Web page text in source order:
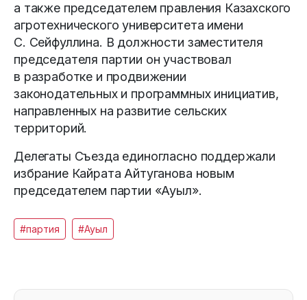
а также председателем правления Казахского
агротехнического университета имени
С. Сейфуллина. В должности заместителя
председателя партии он участвовал
в разработке и продвижении
законодательных и программных инициатив,
направленных на развитие сельских
территорий.
Делегаты Съезда единогласно поддержали
избрание Кайрата Айтуганова новым
председателем партии «Ауыл».
#партия #Ауыл